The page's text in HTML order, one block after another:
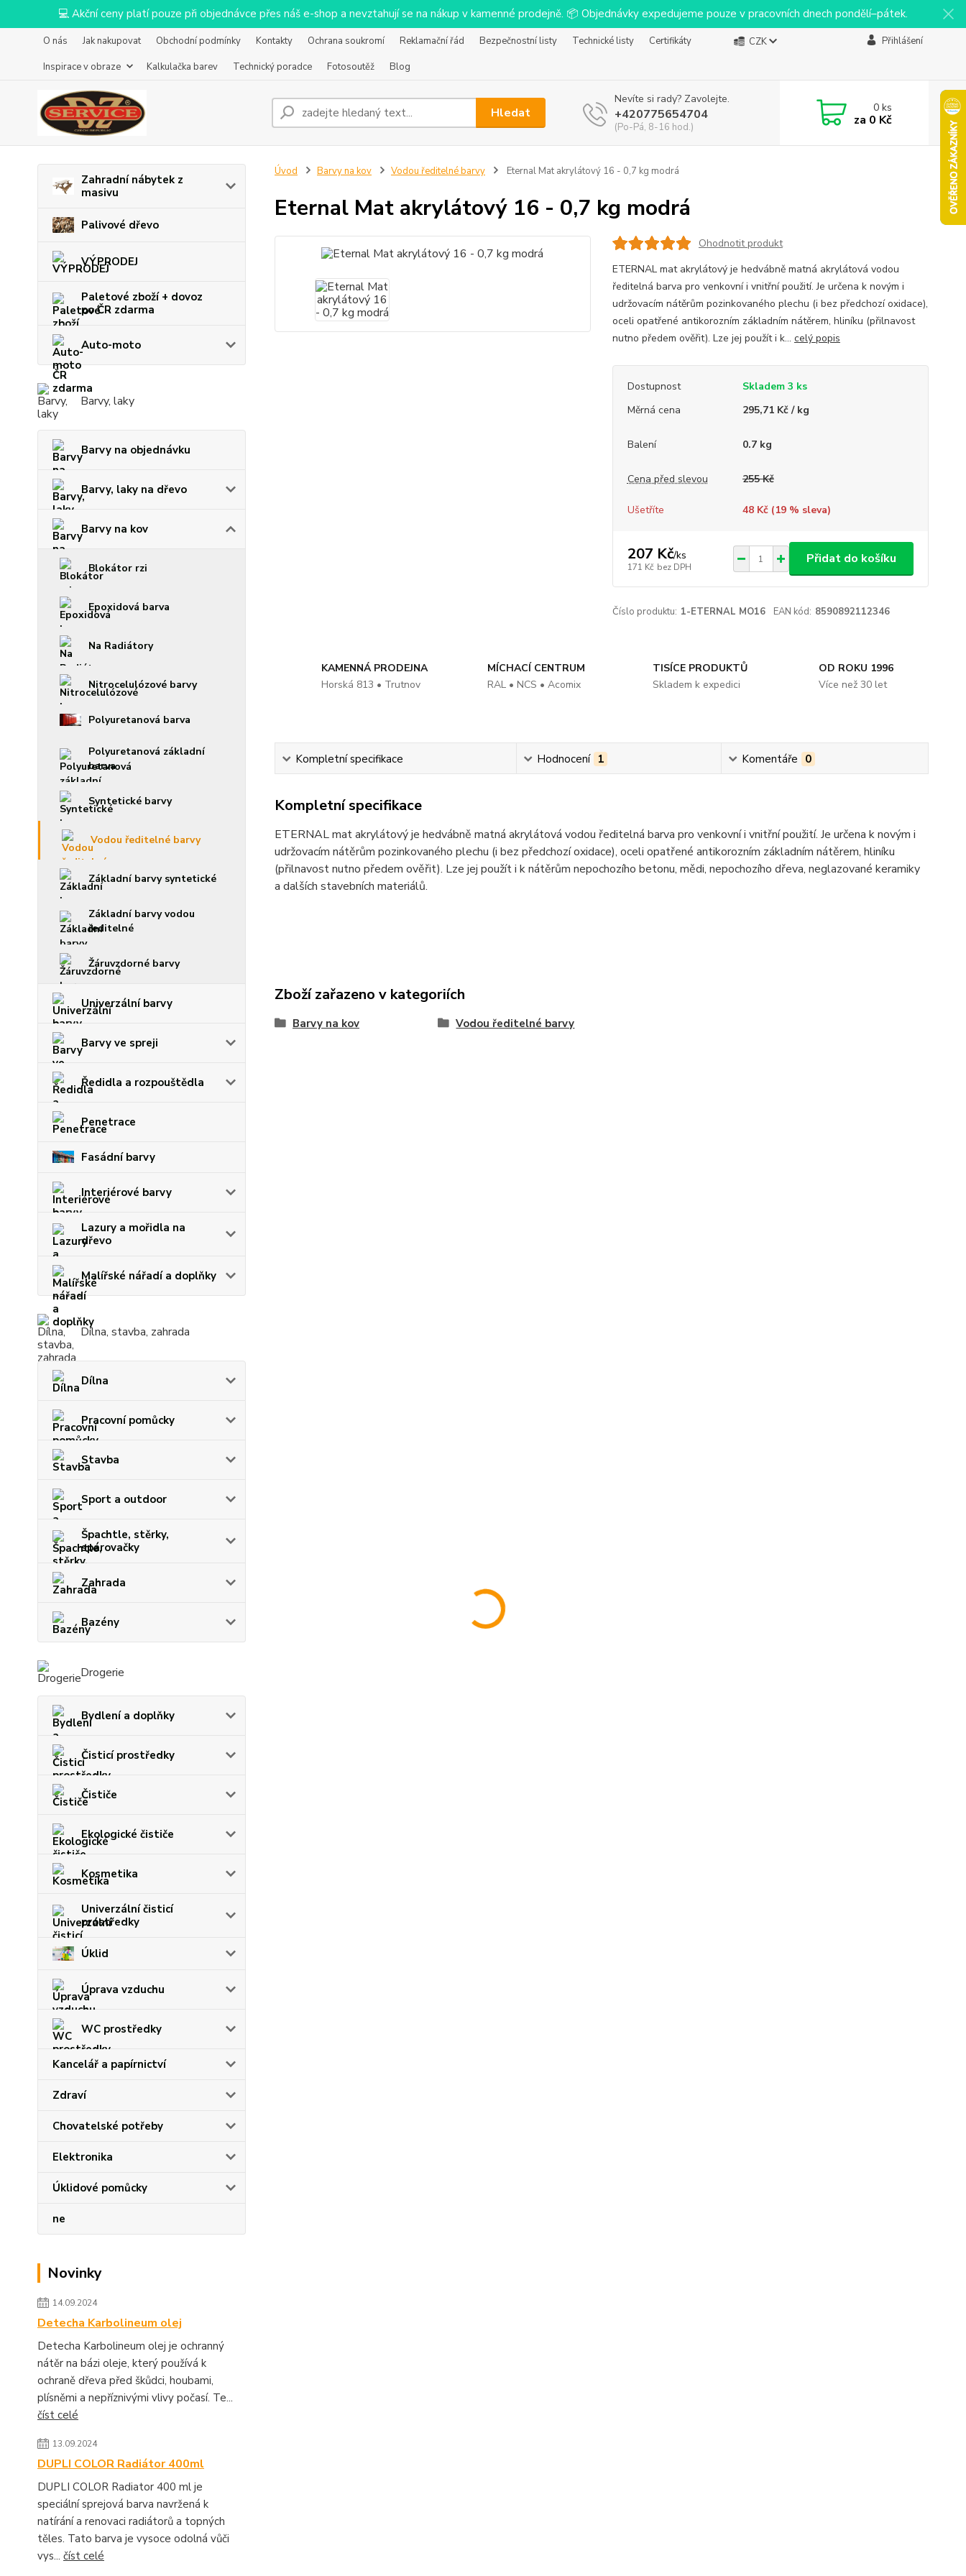
💻 Akční ceny platí pouze při objednávce přes náš e-shop a nevztahují se na nákup v kamenné prodejně. 📦 Objednávky expedujeme pouze v pracovních dnech pondělí–pátek.
O nás Jak nakupovat Obchodní podmínky Kontakty Ochrana soukromí Reklamační řád Bezpečnostní listy Technické listy
Certifikáty
Inspirace v obraze
Kalkulačka barev Technický poradce Fotosoutěž Blog
CZK Přihlášení
Hledat
Nevíte si rady? Zavolejte.
+420775654704
(Po-Pá, 8-16 hod.)
0ks
za 0 Kč
Zahradní nábytek z
masivu
Palivové dřevo
VÝPRODEJ
Paletové zboží + dovoz
po ČR zdarma
Auto-moto
Barvy, laky
Barvy na objednávku
Barvy, laky na dřevo
Barvy na kov
Blokátor rzi
Epoxidová barva
Na Radiátory
Nitrocelulózové barvy
Polyuretanová barva
Polyuretanová základní
barva
Syntetické barvy
Vodou ředitelné barvy
Základní barvy syntetické
Základní barvy vodou
ředitelné
Žáruvzdorné barvy
Univerzální barvy
Barvy ve spreji
Ředidla a rozpouštědla
Penetrace
Fasádní barvy
Interiérové barvy
Lazury a mořidla na
dřevo
Malířské nářadí a doplňky
Dílna, stavba, zahrada
Dílna
Pracovní pomůcky
Stavba
Sport a outdoor
Špachtle, stěrky,
spárovačky
Zahrada
Bazény
Drogerie
Bydlení a doplňky
Čisticí prostředky
Čističe
Ekologické čističe
Kosmetika
Univerzální čisticí
prostředky
Úklid
Úprava vzduchu
WC prostředky
Kancelář a papírnictví
Zdraví
Chovatelské potřeby
Elektronika
Úklidové pomůcky
ne
Novinky
14.09.2024
Detecha Karbolineum olej
Detecha Karbolineum olej je ochranný
nátěr na bázi oleje, který používá k
ochraně dřeva před škůdci, houbami,
plísněmi a nepříznivými vlivy počasí. Te...
číst celé
13.09.2024
DUPLI COLOR Radiátor 400ml
DUPLI COLOR Radiator 400 ml je
speciální sprejová barva navržená k
natírání a renovaci radiátorů a topných
těles. Tato barva je vysoce odolná vůči
vys... číst celé
Úvod Barvy na kov Vodou ředitelné barvy Eternal Mat akrylátový 16 - 0,7 kg modrá
Eternal Mat akrylátový 16 - 0,7 kg modrá
Ohodnotit produkt
ETERNAL mat akrylátový je hedvábně matná akrylátová vodou
ředitelná barva pro venkovní i vnitřní použití. Je určena k novým i
udržovacím nátěrům pozinkovaného plechu (i bez předchozí oxidace),
oceli opatřené antikorozním základním nátěrem, hliníku (přilnavost
nutno předem ověřit). Lze jej použít i k... celý popis
Dostupnost
Skladem 3 ks
Měrná cena
295,71 Kč / kg
Balení 0.7 kg
Cena před slevou 255 Kč
Ušetříte 48 Kč (19% sleva)
207 Kč/ks
171 Kč bez DPH
Přidat do košíku
Číslo produktu: 1-ETERNAL MO16 EAN kód: 8590892112346
KAMENNÁ PRODEJNA
Horská 813 • Trutnov
MÍCHACÍ CENTRUM
RAL • NCS • Acomix
TISÍCE PRODUKTŮ
Skladem k expedici
OD ROKU 1996
Více než 30 let
Kompletní specifikace Hodnocení 1 Komentáře 0
Kompletní specifikace
ETERNAL mat akrylátový je hedvábně matná akrylátová vodou ředitelná barva pro venkovní i vnitřní použití. Je určena k novým i
udržovacím nátěrům pozinkovaného plechu (i bez předchozí oxidace), oceli opatřené antikorozním základním nátěrem, hliníku
(přilnavost nutno předem ověřit). Lze jej použít i k nátěrům nepochozího betonu, mědi, nepochozího dřeva, neglazované keramiky
a dalších stavebních materiálů.
Zboží zařazeno v kategoriích
Barvy na kov Vodou ředitelné barvy